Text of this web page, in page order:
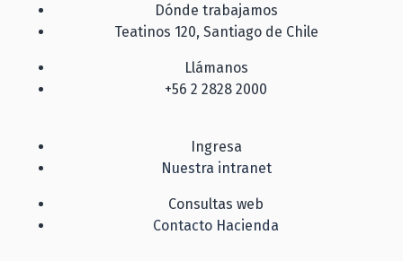
Dónde trabajamos
Teatinos 120, Santiago de Chile
Llámanos
+56 2 2828 2000
Ingresa
Nuestra intranet
Consultas web
Contacto Hacienda